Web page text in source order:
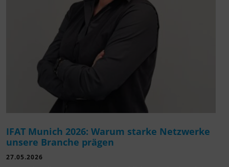
IFAT Munich 2026: Warum starke Netzwerke
unsere Branche prägen
27.05.2026